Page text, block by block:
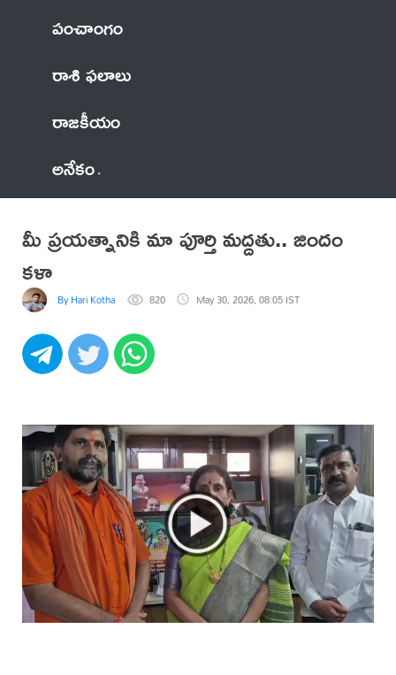
పంచాంగం
రాశి ఫలాలు
రాజకీయం
అనేకం
మీ ప్రయత్నానికి మా పూర్తి మద్దతు.. జిందం
కళా
By Hari Kotha 820 May 30, 2026, 08:05 IST